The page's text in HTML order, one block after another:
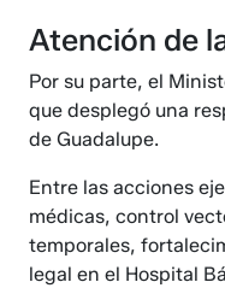
Atención de
Por su parte, el
que desplegó una
de Guadalupe.
Entre las acciones
médicas, control
temporales,
legal en el Hospital